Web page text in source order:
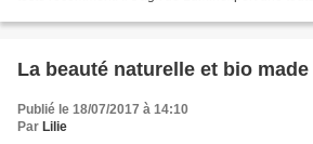
La beauté naturelle et bio
Publié le 18/07/2017 à 14:10
Par Lilie